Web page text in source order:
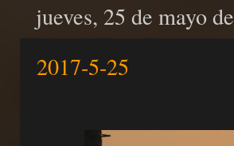
jueves, 25 de mayo
2017-5-25